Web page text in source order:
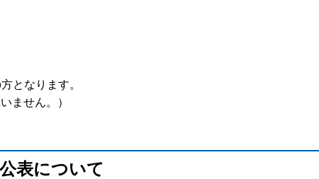
となります。
ません。）
表について